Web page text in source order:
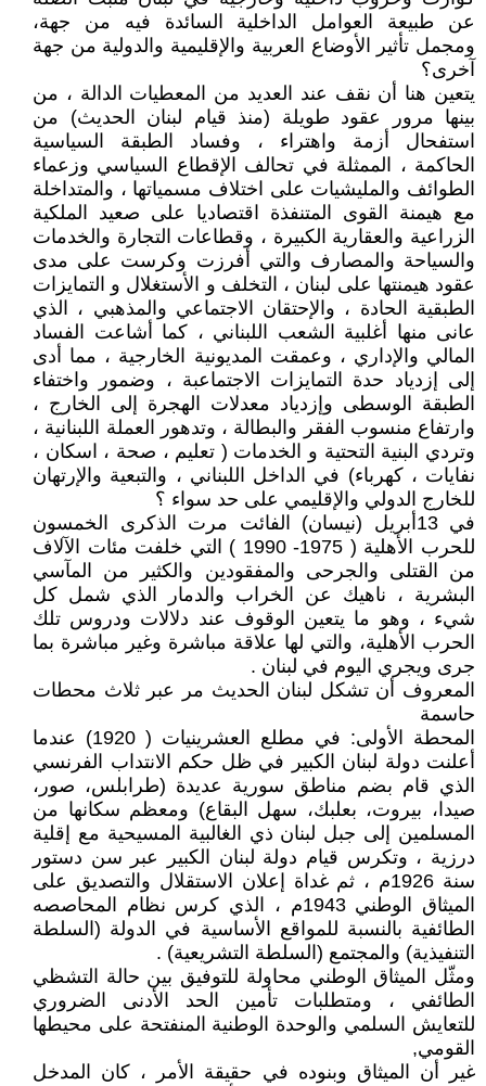
عن طبيعة العوامل الداخلية السائدة فيه من جهة،
ومجمل تأثير الأوضاع العربية والإقليمية والدولية من جهة
آخرى؟
يتعين هنا أن نقف عند العديد من المعطيات الدالة ، من
بينها مرور عقود طويلة (منذ قيام لبنان الحديث) من
استفحال أزمة واهتراء ، وفساد الطبقة السياسية
الحاكمة ، الممثلة في تحالف الإقطاع السياسي وزعماء
الطوائف والمليشيات على اختلاف مسمياتها ، والمتداخلة
مع هيمنة القوى المتنفذة اقتصاديا على صعيد الملكية
الزراعية والعقارية الكبيرة ، وقطاعات التجارة والخدمات
والسياحة والمصارف والتي أفرزت وكرست على مدى
عقود هيمنتها على لبنان ، التخلف و الأستغلال و التمايزات
الطبقية الحادة ، والإحتقان الاجتماعي والمذهبي ، الذي
عانى منها أغلبية الشعب اللبناني ، كما أشاعت الفساد
المالي والإداري ، وعمقت المديونية الخارجية ، مما أدى
إلى إزدياد حدة التمايزات الاجتماعبة ، وضمور واختفاء
الطبقة الوسطى وإزدياد معدلات الهجرة إلى الخارج ،
وارتفاع منسوب الفقر والبطالة ، وتدهور العملة اللبنانية ،
وتردي البنية التحتية و الخدمات ( تعليم ، صحة ، اسكان ،
نفايات ، كهرباء) في الداخل اللبناني ، والتبعية والإرتهان
للخارج الدولي والإقليمي على حد سواء ؟
في 13أبريل (نيسان) الفائت مرت الذكرى الخمسون
للحرب الأهلية ( 1975- 1990 ) التي خلفت مئات الآلاف
من القتلى والجرحى والمفقودين والكثير من المآسي
البشرية ، ناهيك عن الخراب والدمار الذي شمل كل
شيء ، وهو ما يتعين الوقوف عند دلالات ودروس تلك
الحرب الأهلية، والتي لها علاقة مباشرة وغير مباشرة بما
جرى ويجري اليوم في لبنان .
المعروف أن تشكل لبنان الحديث مر عبر ثلاث محطات
حاسمة
المحطة الأولى: في مطلع العشرينيات ( 1920) عندما
أعلنت دولة لبنان الكبير في ظل حكم الانتداب الفرنسي
الذي قام بضم مناطق سورية عديدة (طرابلس، صور،
صيدا، بيروت، بعلبك، سهل البقاع) ومعظم سكانها من
المسلمين إلى جبل لبنان ذي الغالبية المسيحية مع إقلية
درزية ، وتكرس قيام دولة لبنان الكبير عبر سن دستور
سنة 1926م ، ثم غداة إعلان الاستقلال والتصديق على
الميثاق الوطني 1943م ، الذي كرس نظام المحاصصه
الطائفية بالنسبة للمواقع الأساسية في الدولة (السلطة
التنفيذية) والمجتمع (السلطة التشريعية) .
ومثّل الميثاق الوطني محاولة للتوفيق بين حالة التشظي
الطائفي ، ومتطلبات تأمين الحد الأدنى الضروري
للتعايش السلمي والوحدة الوطنية المنفتحة على محيطها
القومي,
غير أن الميثاق وبنوده في حقيقة الأمر ، كان المدخل